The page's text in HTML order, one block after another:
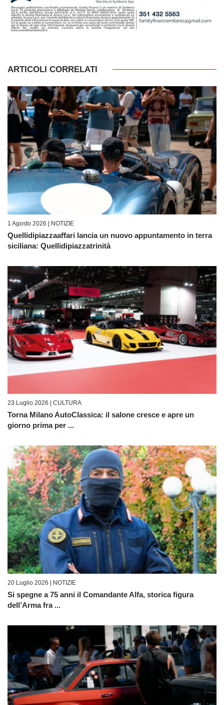
ARTICOLI CORRELATI
1 Agosto 2026 | NOTIZIE
Quellidipiazzaaffari lancia un nuovo appuntamento in terra
siciliana: Quellidipiazzatrinità
23 Luglio 2026 | CULTURA
Torna Milano AutoClassica: il salone cresce e apre un
giorno prima per ...
20 Luglio 2026 | NOTIZIE
Si spegne a 75 anni il Comandante Alfa, storica figura
dell’Arma fra ...